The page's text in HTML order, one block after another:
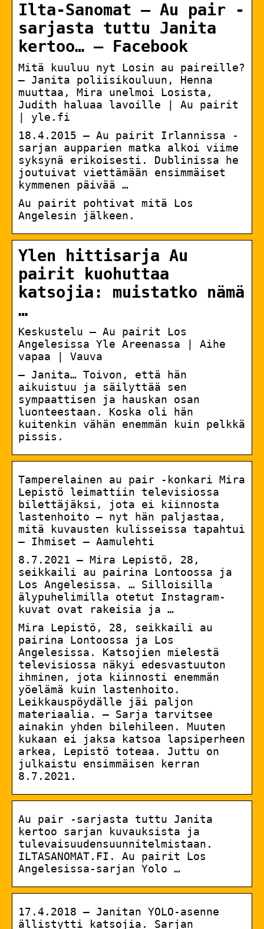
Ilta-Sanomat – Au pair -
sarjasta tuttu Janita
kertoo… – Facebook
Mitä kuuluu nyt Losin au paireille?
– Janita poliisikouluun, Henna
muuttaa, Mira unelmoi Losista,
Judith haluaa lavoille | Au pairit
| yle.fi
18.4.2015 — Au pairit Irlannissa -
sarjan aupparien matka alkoi viime
syksynä erikoisesti. Dublinissa he
joutuivat viettämään ensimmäiset
kymmenen päivää …
Au pairit pohtivat mitä Los
Angelesin jälkeen.
Ylen hittisarja Au
pairit kuohuttaa
katsojia: muistatko nämä
…
Keskustelu – Au pairit Los
Angelesissa Yle Areenassa | Aihe
vapaa | Vauva
– Janita… Toivon, että hän
aikuistuu ja säilyttää sen
sympaattisen ja hauskan osan
luonteestaan. Koska oli hän
kuitenkin vähän enemmän kuin pelkkä
pissis.
Tamperelainen au pair -konkari Mira
Lepistö leimattiin televisiossa
bilettäjäksi, jota ei kiinnosta
lastenhoito – nyt hän paljastaa,
mitä kuvausten kulisseissa tapahtui
– Ihmiset – Aamulehti
8.7.2021 — Mira Lepistö, 28,
seikkaili au pairina Lontoossa ja
Los Angelesissa. … Silloisilla
älypuhelimilla otetut Instagram-
kuvat ovat rakeisia ja …
Mira Lepistö, 28, seikkaili au
pairina Lontoossa ja Los
Angelesissa. Katsojien mielestä
televisiossa näkyi edesvastuuton
ihminen, jota kiinnosti enemmän
yöelämä kuin lastenhoito.
Leikkauspöydälle jäi paljon
materiaalia. – Sarja tarvitsee
ainakin yhden bilehileen. Muuten
kukaan ei jaksa katsoa lapsiperheen
arkea, Lepistö toteaa. Juttu on
julkaistu ensimmäisen kerran
8.7.2021.
Au pair -sarjasta tuttu Janita
kertoo sarjan kuvauksista ja
tulevaisuudensuunnitelmistaan.
ILTASANOMAT.FI. Au pairit Los
Angelesissa-sarjan Yolo …
17.4.2018 — Janitan YOLO-asenne
ällistytti katsojia. Sarjan